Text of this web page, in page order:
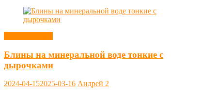
Блины на минеральной воде тонкие с
дырочками
2024-04-152025-03-16 Андрей 2